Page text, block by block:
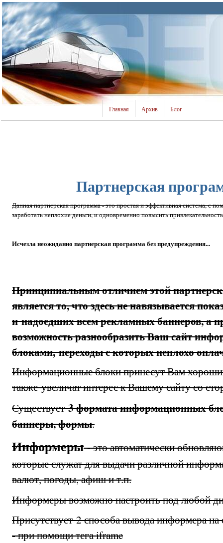
Главная Архив Блог
Партнерская
Данная партнерская программа - это простая и эффективная система, с
заработать неплохие деньги, и одновременно повысить
Исчезла неожиданно партнерская программа без предупреждения...
Принципиальным отличием этой
является то, что здесь не навязывается
и надоедших всем рекламных баннеров, а
возможность разнообразить Ваш сайт
блоками, переходы с которых неплохо
Информационные блоки принесут Вам
также увеличат интерес к Вашему сайту со
Существует3 формата информационных
баннеры, формы.
Информеры- это автоматически
которые служат для выдачи различной
валют, погоды, афиш и т.п.
Информеры возможно настроить под любой
Присутствует 2 способа вывода информера на
- при помощи тега iframe